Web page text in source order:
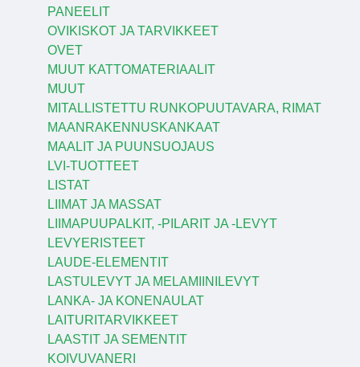
PANEELIT
OVIKISKOT JA TARVIKKEET
OVET
MUUT KATTOMATERIAALIT
MUUT
MITALLISTETTU RUNKOPUUTAVARA, RIMAT
MAANRAKENNUSKANKAAT
MAALIT JA PUUNSUOJAUS
LVI-TUOTTEET
LISTAT
LIIMAT JA MASSAT
LIIMAPUUPALKIT, -PILARIT JA -LEVYT
LEVYERISTEET
LAUDE-ELEMENTIT
LASTULEVYT JA MELAMIINILEVYT
LANKA- JA KONENAULAT
LAITURITARVIKKEET
LAASTIT JA SEMENTIT
KOIVUVANERI